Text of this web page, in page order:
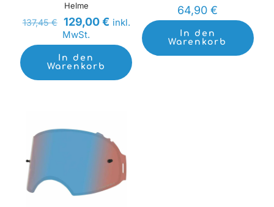
Helme
137,45€
Ursprünglicher
Preis
war:
137,45 €
129,00€Aktueller
ist:
129,00 €.
inkl.
MwSt.
In den
Warenkorb
64,90€
In den
Warenkorb